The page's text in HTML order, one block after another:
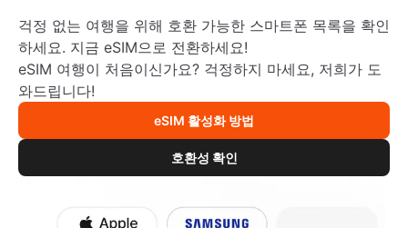
걱정 없는 여행을 위해 호환 가능한 스마트폰 목록을 확인
하세요. 지금 eSIM으로 전환하세요!
eSIM 여행이 처음이신가요? 걱정하지 마세요, 저희가 도
와드립니다!
eSIM 활성화 방법
호환성 확인